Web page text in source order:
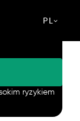
PL
lub
ryzykiem